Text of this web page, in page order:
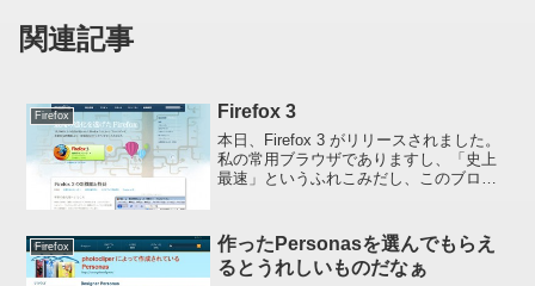
関連記事
Firefox Firefox 3
本日、Firefox 3 がリリースされました。
私の常用ブラウザでありますし、「史上
最速」というふれこみだし、このブログ
した。「史上最速」かどうかわかりませ
んが、アドオ...
Firefox
作ったPersonasを選んでもらえ
るとうれしいものだなぁ